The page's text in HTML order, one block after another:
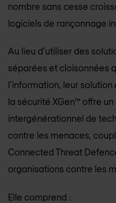
nombre sans cesse
logiciels de rançonnage
Au lieu d'utiliser des
séparées et cloisonnées
l'information, leur
la sécurité XGen™ offre
intergénérationnel de
contre les menaces,
Connected Threat
organisations contre les
Elle comprend :